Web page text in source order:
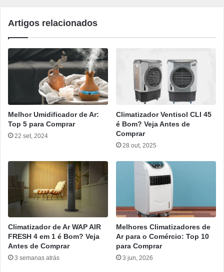
Artigos relacionados
Melhor Umidificador de Ar:
Top 5 para Comprar
22 set, 2024
Climatizador Ventisol CLI 45
é Bom? Veja Antes de
Comprar
28 out, 2025
Climatizador de Ar WAP AIR
FRESH 4 em 1 é Bom? Veja
Antes de Comprar
3 semanas atrás
Melhores Climatizadores de
Ar para o Comércio: Top 10
para Comprar
3 jun, 2026